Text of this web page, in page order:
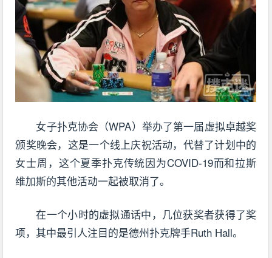
女子扑克协会（WPA）举办了第一届虚拟卓越奖
颁奖晚会，这是一个线上庆祝活动，代替了计划中的
女士周，这个夏季扑克传统因为COVID-19而和拉斯
维加斯的其他活动一起被取消了。
在一个小时的虚拟通话中，几位获奖者获得了奖
项，其中最引人注目的是德州扑克牌手Ruth Hall。